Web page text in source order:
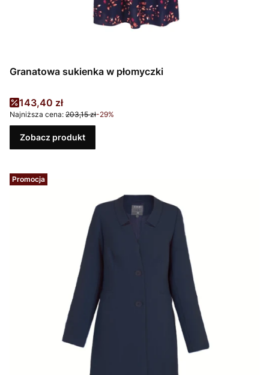
Granatowa sukienka w płomyczki
Cena promocyjna
143,40 zł
Najniższa cena: 203,15 zł-29%
Zobacz produkt
Promocja